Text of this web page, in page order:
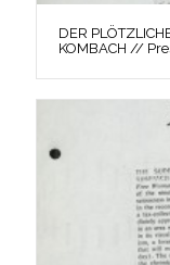
DER
KOMBACH //